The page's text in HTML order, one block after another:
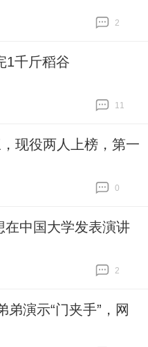
2
1千斤稻谷
11
现役两人上榜，第一
0
在中国大学发表演讲
2
弟演示“门夹手”，网